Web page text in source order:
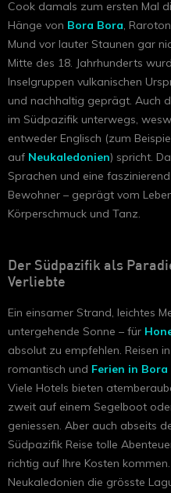
Cook damals zum ersten Mal
Hänge von Bora Bora,
Mund vor lauter Staunen gar
Mitte des 18. Jahrhunderts
Inselgruppen vulkanischen
und nachhaltig geprägt. Auch
im Südpazifik unterwegs,
entweder Englisch (zum
auf Neukaledonien) spricht.
Sprachen und eine
Bewohner – geprägt vom
Körperschmuck und Tanz.
Der Südpazifik als
Verliebte
Ein einsamer Strand, leichtes
untergehende Sonne – für
absolut zu empfehlen. Reisen
romantisch und Ferien in Bora
Viele Hotels bieten
zweit auf einem Segelboot
geniessen. Aber auch abseits
Südpazifik Reise tolle
richtig auf Ihre Kosten
Neukaledonien die grösste